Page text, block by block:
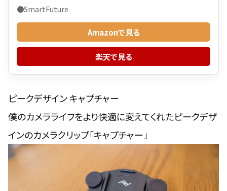
●SmartFuture
Amazonで見る
楽天で見る
ピークデザイン キャプチャー
僕のカメラライフをより快適に変えてくれたピークデザ
インのカメラクリップ「キャプチャー」